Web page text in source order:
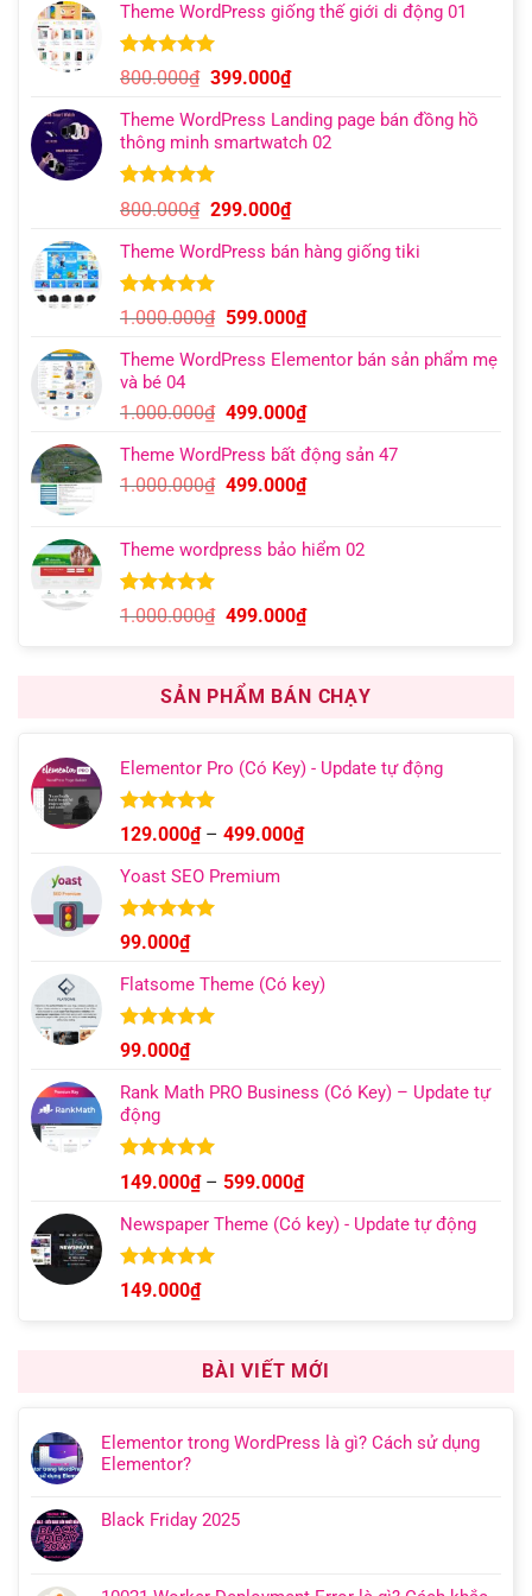
là:
tại
Theme WordPress giống thế giới di động 01
5.00 trên 5
dựa trên
13
đánh giá
800.000₫ Giá
là:
800.000₫.
399.000₫Giá
tại
là:
Theme WordPress Landing page bán đồng hồ
thông minh smartwatch 02
5.00 trên 5
dựa trên
10
đánh giá
800.000₫ Giá
là:
800.000₫.
299.000₫Giá
tại
299.000₫.
Theme WordPress bán hàng giống tiki
5.00trên 5
dựa trên
11
đánh giá
1.000.000₫ Giá
là:
599.000₫Giá
tại
599.000₫.
Theme WordPress Elementor bán sản phẩm mẹ
và bé 04
1.000.000₫ Giá
là:
1.000.000₫.
499.000₫Giá
tại
là:
Theme WordPress bất động sản 47
1.000.000₫ Giá
1.000.000₫.
499.000₫Giá
là:
Theme wordpress bảo hiểm 02
5.00trên 5
dựa trên
13
1.000.000₫ Giá
1.000.000₫.
499.000₫Giá
là:
499.000₫.
SẢN PHẨM BÁN CHẠY
Elementor Pro (Có Key) - Update tự động
Được xếp
hạng 4.93
5 sao
129.000₫ – 499.000₫Khoảng
Yoast SEO Premium
Được xếp
hạng 4.96
5 sao
99.000₫
Flatsome Theme (Có key)
Được xếp
hạng 4.95
5 sao
99.000₫
Rank Math PRO Business (Có Key) – Update tự
động
Được xếp
hạng5.00
5 sao
149.000₫ – 599.000₫Khoảng
từ
Newspaper Theme (Có key) - Update tự động
Được xếp
hạng 4.92
149.000₫
BÀI VIẾT MỚI
Elementor trong WordPress là gì? Cách sử dụng
Elementor?
Black Friday 2025